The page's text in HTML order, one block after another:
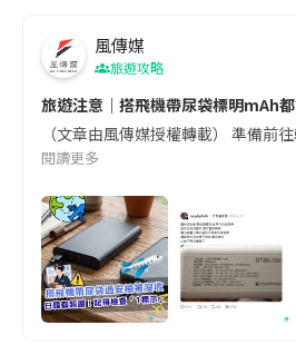
風傳媒
旅遊攻略
旅遊注意｜搭飛機帶尿袋標明mAh
（文章由風傳媒授權轉載） 準備
閱讀更多